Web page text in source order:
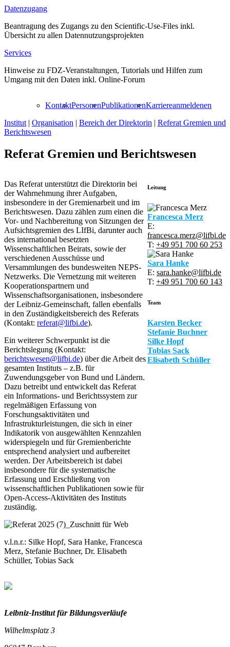
Datenzugang
Beantragung des Zugangs zu den Scientific-Use-Files inkl.
Übersicht zu allen Datennutzungsprojekten
Services
Hinweise zu FDZ-Veranstaltungen, Tutorials und Hilfen zum
Umgang mit den Daten inkl. Online-Forum
KontaktPersonenPublikationenKarriereanmeldenen
Institut | Organisation | Bereich der Direktorin | Referat Gremien und
Berichtswesen
Referat Gremien und Berichtswesen
Das Referat unterstützt die Direktorin bei
der Wahrnehmung ihrer Aufgaben,
insbesondere in der Gremienarbeit und im
Berichtswesen. Dazu zählen zum einen die
Vor- und Nachbereitung von Sitzungen der
Aufsichtsgremien des LIfBi, darunter auch
des international besetzten
Wissenschaftlichen Beirats, sowie der
verschiedenen Ausschüsse und
Versammlungen des bundesweiten NEPS-
Netzwerks. Die Vernetzung mit weiteren
Kooperationspartnern und
Wissenschaftsorganisationen, insbesondere
der Leibniz-Gemeinschaft, fallen ebenfalls
in den Zuständigkeitsbereich des Referats
(Kontakt: referat@lifbi.de).
Ein weiterer Schwerpunkt ist die
Berichtslegung (Kontakt:
berichtswesen@lifbi.de) über die Arbeit des
gesamten Instituts – z.B. für
Zuwendungsgeber von Bund und Ländern.
Dazu betreibt und entwickelt das Referat
ein Informations- und Berichtssystem zur
regelmäßigen Erfassung von
Forschungsaktivitäten und
Infrastrukturleistungen, die sich in einer
Indikatorik von ausgewählten Kennzahlen
widerspiegeln und für Gremienberichte
entsprechend analysiert und aufbereitet
werden. Der Arbeitsbereich ist dabei
insbesondere für die systematische
Erfassung und Erschließung von
wissenschaftlichen Publikationen sowie für
Open-Access-Aktivitäten des Instituts
zuständig.
v.l.n.r.: Silke Hopf, Sara Hanke, Francesca
Merz, Stefanie Buchner, Dr. Elisabeth
Schüller, Tobias Sack
Leitung
Francesca Merz
E:
francesca.merz@lifbi.de
T: +49 951 700 60 253
Sara Hanke
E: sara.hanke@lifbi.de
T: +49 951 700 60 143
Team
Karsten Becker
Stefanie Buchner
Silke Hopf
Tobias Sack
Elisabeth Schüller
Leibniz-Institut für Bildungsverläufe
Wilhelmsplatz 3